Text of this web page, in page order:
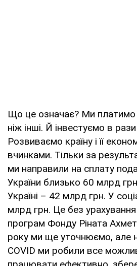
Що це означає? Ми платимо
ніж інші. Й інвестуємо в
Розвиваємо країну і її
вчинками. Тільки за
ми направили на сплату
України близько 60 млрд
Україні – 42 млрд грн. У
млрд грн. Це без урахування
програм Фонду Ріната
року ми ще уточнюємо, але
COVID ми робили все